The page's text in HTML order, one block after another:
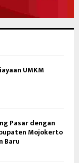
UMKM
Pasar dengan
Mojokerto
Baru